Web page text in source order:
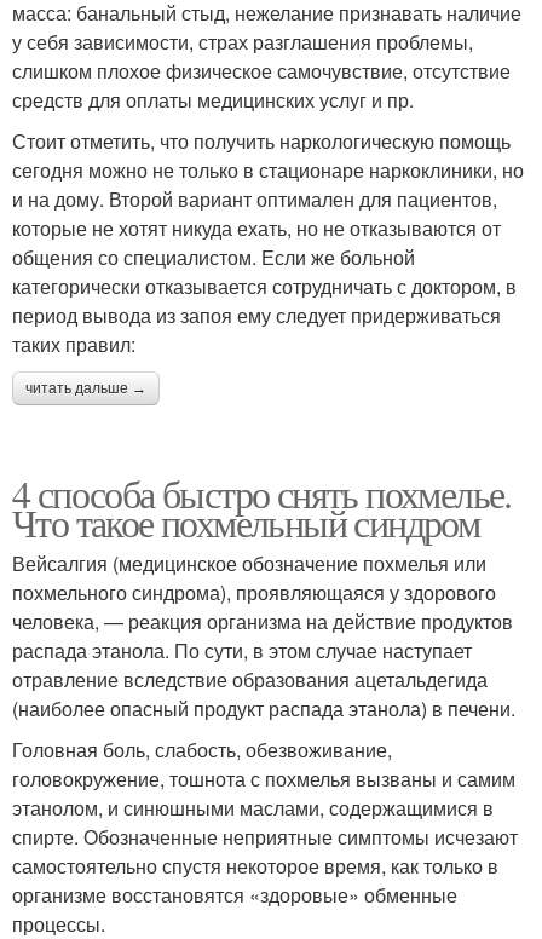
масса: банальный стыд, нежелание признавать наличие
у себя зависимости, страх разглашения проблемы,
слишком плохое физическое самочувствие, отсутствие
средств для оплаты медицинских услуг и пр.
Стоит отметить, что получить наркологическую помощь
сегодня можно не только в стационаре наркоклиники, но
и на дому. Второй вариант оптимален для пациентов,
которые не хотят никуда ехать, но не отказываются от
общения со специалистом. Если же больной
категорически отказывается сотрудничать с доктором, в
период вывода из запоя ему следует придерживаться
таких правил:
читать дальше →
4 способа быстро снять похмелье.
Что такое похмельный синдром
Вейсалгия (медицинское обозначение похмелья или
похмельного синдрома), проявляющаяся у здорового
человека, — реакция организма на действие продуктов
распада этанола. По сути, в этом случае наступает
отравление вследствие образования ацетальдегида
(наиболее опасный продукт распада этанола) в печени.
Головная боль, слабость, обезвоживание,
головокружение, тошнота с похмелья вызваны и самим
этанолом, и синюшными маслами, содержащимися в
спирте. Обозначенные неприятные симптомы исчезают
самостоятельно спустя некоторое время, как только в
организме восстановятся «здоровые» обменные
процессы.